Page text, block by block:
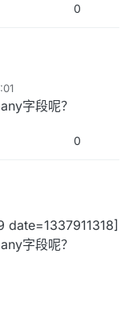
0
字段呢？
0
字段呢？